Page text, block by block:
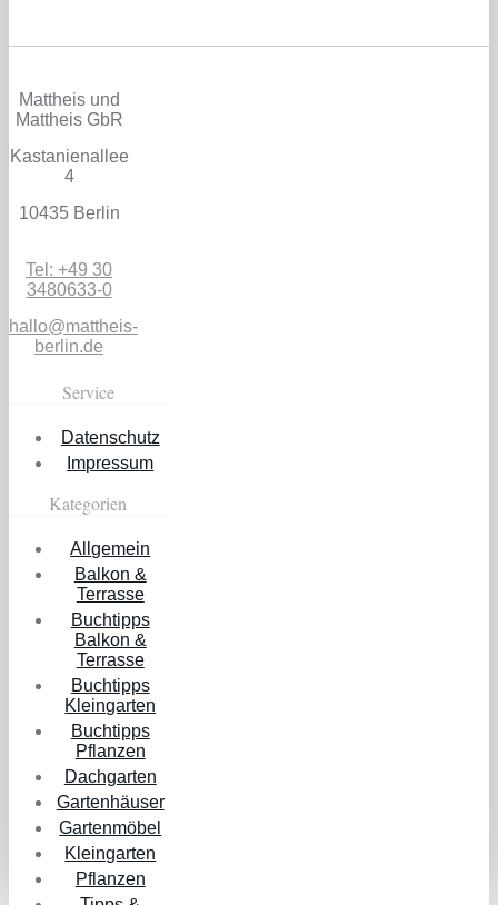
Mattheis und
Mattheis GbR
Kastanienallee
4
10435 Berlin
Tel: +49 30
3480633-0
hallo@mattheis-
berlin.de
Service
Datenschutz
Impressum
Kategorien
Allgemein
Balkon &
Terrasse
Buchtipps
Balkon &
Terrasse
Buchtipps
Kleingarten
Buchtipps
Pflanzen
Dachgarten
Gartenhäuser
Gartenmöbel
Kleingarten
Pflanzen